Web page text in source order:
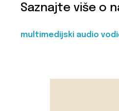
Saznajte više o
multimedijski audio